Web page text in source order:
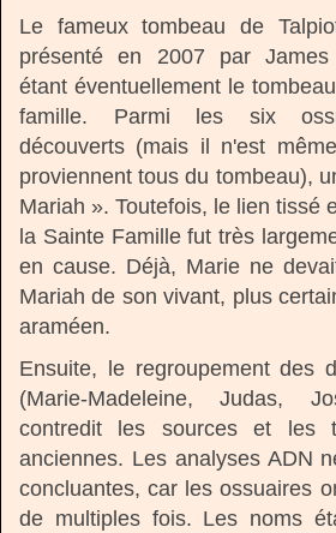
Le fameux tombeau de
présenté en 2007 par James
étant éventuellement le
famille. Parmi les six
découverts (mais il n'est
proviennent tous du tombeau),
Mariah ». Toutefois, le lien tissé
la Sainte Famille fut très
en cause. Déjà, Marie ne
Mariah de son vivant, plus
araméen.
Ensuite, le regroupement des
(Marie-Madeleine, Judas,
contredit les sources et les
anciennes. Les analyses ADN
concluantes, car les ossuaires
de multiples fois. Les noms